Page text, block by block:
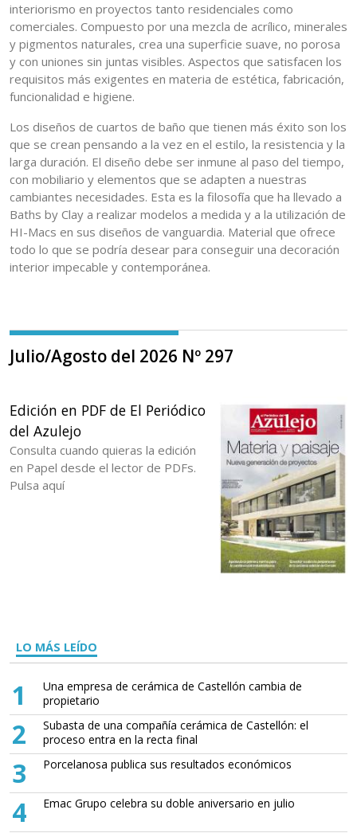
interiorismo en proyectos tanto residenciales como
comerciales. Compuesto por una mezcla de acrílico, minerales
y pigmentos naturales, crea una superficie suave, no porosa
y con uniones sin juntas visibles. Aspectos que satisfacen los
requisitos más exigentes en materia de estética, fabricación,
funcionalidad e higiene.
Los diseños de cuartos de baño que tienen más éxito son los
que se crean pensando a la vez en el estilo, la resistencia y la
larga duración. El diseño debe ser inmune al paso del tiempo,
con mobiliario y elementos que se adapten a nuestras
cambiantes necesidades. Esta es la filosofía que ha llevado a
Baths by Clay a realizar modelos a medida y a la utilización de
HI-Macs en sus diseños de vanguardia. Material que ofrece
todo lo que se podría desear para conseguir una decoración
interior impecable y contemporánea.
Julio/Agosto del 2026 Nº 297
Edición en PDF de El Periódico
del Azulejo
Consulta cuando quieras la edición
en Papel desde el lector de PDFs.
Pulsa aquí
LO MÁS LEÍDO
1
Una empresa de cerámica de Castellón cambia de
propietario
2
Subasta de una compañía cerámica de Castellón: el
proceso entra en la recta final
3 Porcelanosa publica sus resultados económicos
4 Emac Grupo celebra su doble aniversario en julio